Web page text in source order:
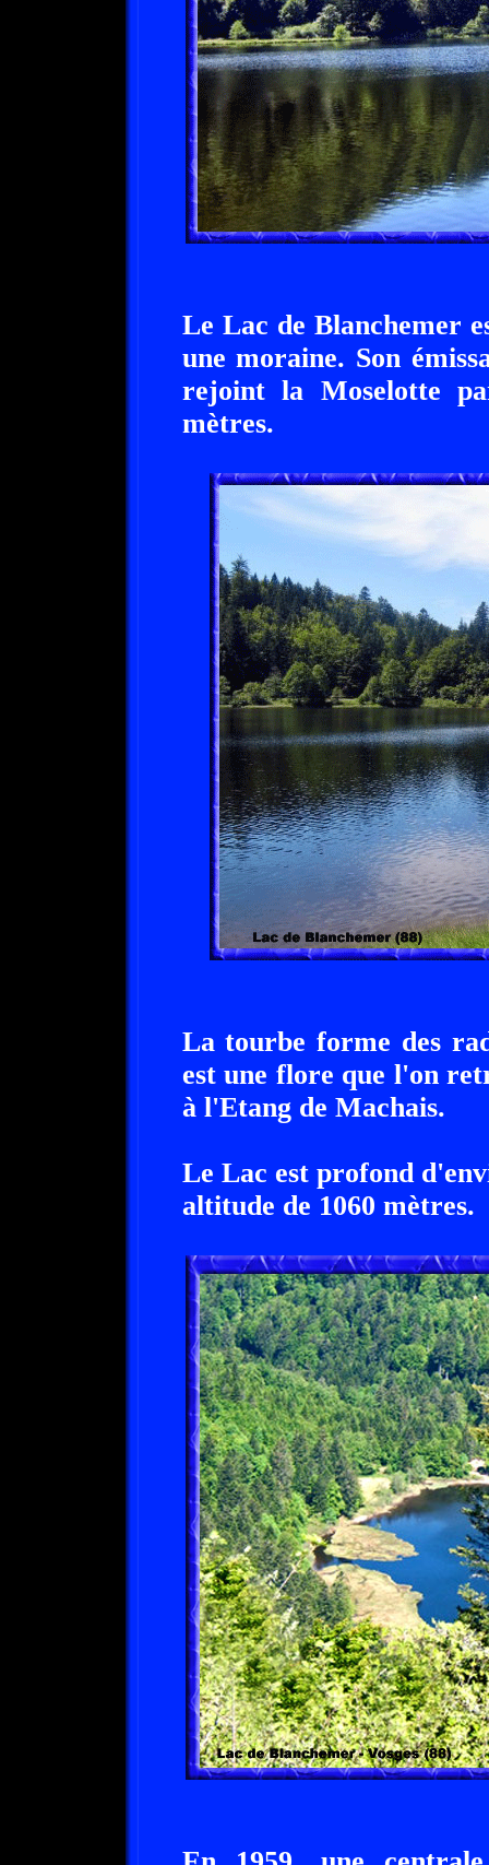
Le Lac de Blanchemer
une moraine. Son
rejoint la Moselotte
mètres.
La tourbe forme des
est une flore que l'on
à l'Etang de Machais.
Le Lac est profond
altitude de 1060 mètres.